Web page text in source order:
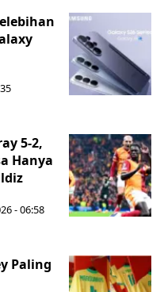
5-2,
Hanya
- 06:58
Paling